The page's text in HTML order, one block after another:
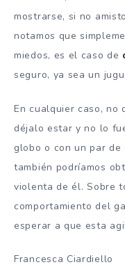
mostrarse, si no
notamos que
miedos, es el caso de
seguro, ya sea un
En cualquier caso, no
déjalo estar y no lo
globo o con un par de
también podríamos
violenta de él. Sobre
comportamiento del
esperar a que esta
Francesca Ciardiello